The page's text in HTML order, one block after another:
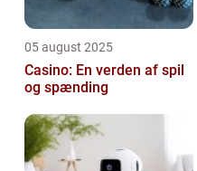
05 august 2025
Casino: En verden af spil
og spænding